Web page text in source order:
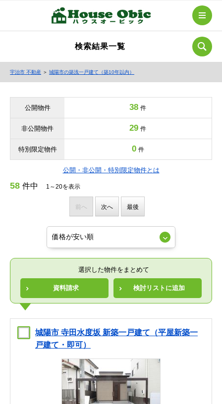
検索結果一覧
宇治市 不動産 ＞ 城陽市の築浅一戸建て（築10年以内）
公開物件 38 件
非公開物件 29 件
特別限定物件 0 件
公開・非公開・特別限定物件とは
58 件中 1～20を表示
前へ 次へ 最後
選択した物件をまとめて
資料請求 検討リストに追加
城陽市 寺田水度坂 新築一戸建て（平屋新築一
戸建て・即可）